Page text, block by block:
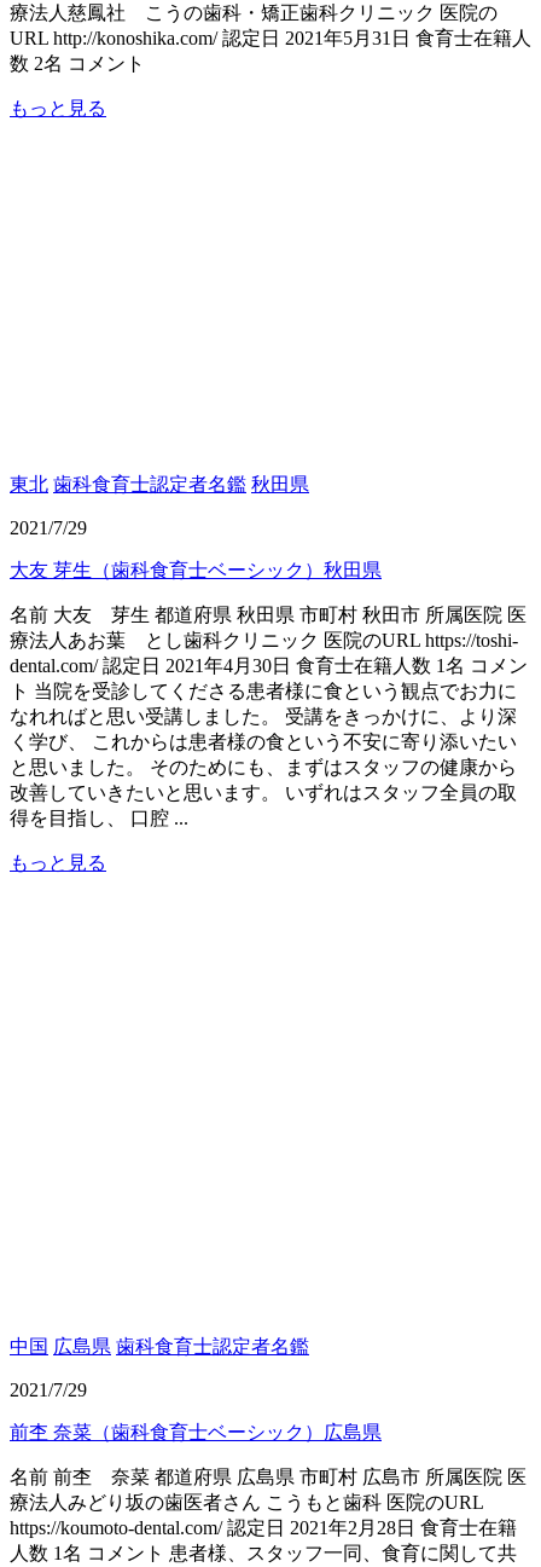
療法人慈鳳社 こうの歯科・矯正歯科クリニック 医院の
URL http://konoshika.com/ 認定日 2021年5月31日 食育士在籍人
数 2名 コメント
もっと見る
東北 歯科食育士認定者名鑑 秋田県
2021/7/29
大友 芽生（歯科食育士ベーシック）秋田県
名前 大友 芽生 都道府県 秋田県 市町村 秋田市 所属医院 医
療法人あお葉 とし歯科クリニック 医院のURL https://toshi-
dental.com/ 認定日 2021年4月30日 食育士在籍人数 1名 コメン
ト 当院を受診してくださる患者様に食という観点でお力に
なれればと思い受講しました。 受講をきっかけに、より深
く学び、 これからは患者様の食という不安に寄り添いたい
と思いました。 そのためにも、まずはスタッフの健康から
改善していきたいと思います。 いずれはスタッフ全員の取
得を目指し、 口腔 ...
もっと見る
中国 広島県 歯科食育士認定者名鑑
2021/7/29
前杢 奈菜（歯科食育士ベーシック）広島県
名前 前杢 奈菜 都道府県 広島県 市町村 広島市 所属医院 医
療法人みどり坂の歯医者さん こうもと歯科 医院のURL
https://koumoto-dental.com/ 認定日 2021年2月28日 食育士在籍
人数 1名 コメント 患者様、スタッフ一同、食育に関して共